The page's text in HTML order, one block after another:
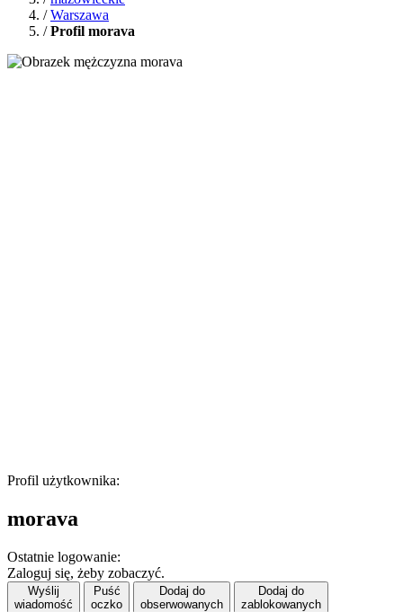
/Warszawa
/Profil morava
Profil użytkownika:
morava
Ostatnie logowanie:
Zaloguj się, żeby zobaczyć.
Wyślij
wiadomość
Puść
oczko
Dodaj do
obserwowanych
Dodaj do
zablokowanych